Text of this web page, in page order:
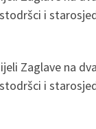
i
Zaglave na
i